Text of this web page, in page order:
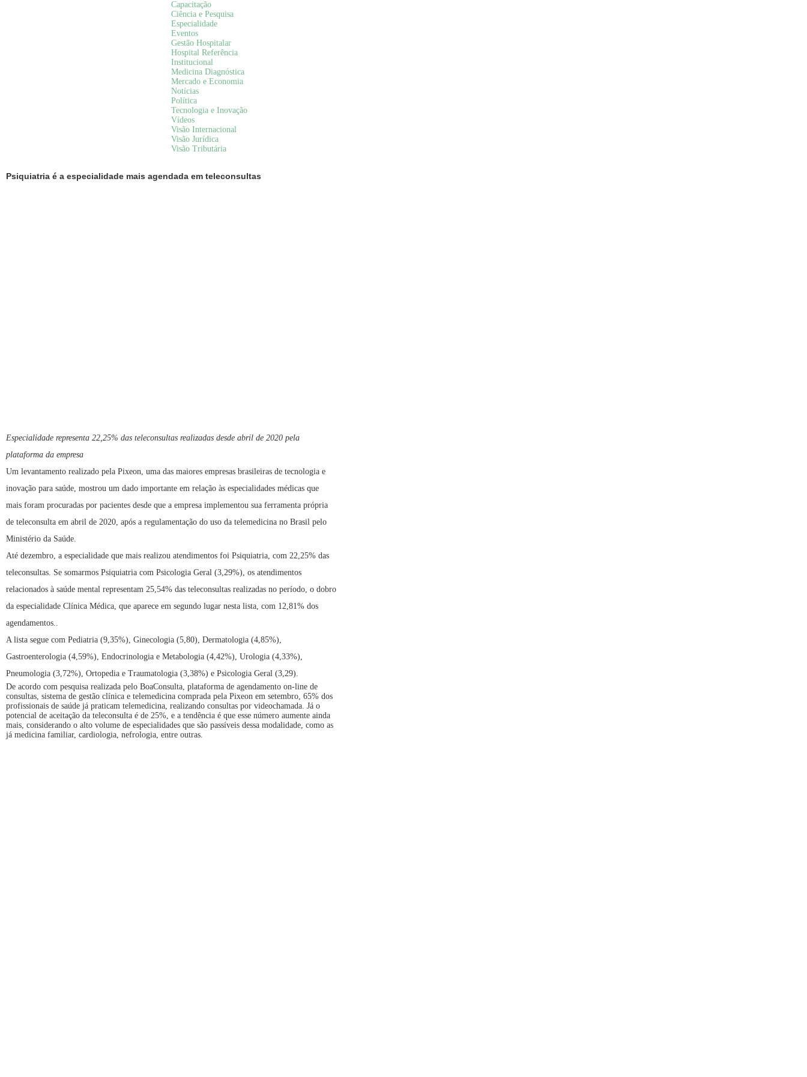
Capacitação
Ciência e Pesquisa
Especialidade
Eventos
Gestão Hospitalar
Hospital Referência
Institucional
Medicina Diagnóstica
Mercado e Economia
Notícias
Política
Tecnologia e Inovação
Vídeos
Visão Internacional
Visão Jurídica
Visão Tributária
Psiquiatria é a especialidade mais agendada em teleconsultas
Especialidade representa 22,25% das teleconsultas realizadas desde abril de 2020 pela
plataforma da empresa
Um levantamento realizado pela Pixeon, uma das maiores empresas brasileiras de tecnologia e
inovação para saúde, mostrou um dado importante em relação às especialidades médicas que
mais foram procuradas por pacientes desde que a empresa implementou sua ferramenta própria
de teleconsulta em abril de 2020, após a regulamentação do uso da telemedicina no Brasil pelo
Ministério da Saúde.
Até dezembro, a especialidade que mais realizou atendimentos foi Psiquiatria, com 22,25% das
teleconsultas. Se somarmos Psiquiatria com Psicologia Geral (3,29%), os atendimentos
relacionados à saúde mental representam 25,54% das teleconsultas realizadas no período, o dobro
da especialidade Clínica Médica, que aparece em segundo lugar nesta lista, com 12,81% dos
agendamentos..
A lista segue com Pediatria (9,35%), Ginecologia (5,80), Dermatologia (4,85%),
Gastroenterologia (4,59%), Endocrinologia e Metabologia (4,42%), Urologia (4,33%),
Pneumologia (3,72%), Ortopedia e Traumatologia (3,38%) e Psicologia Geral (3,29).
De acordo com pesquisa realizada pelo BoaConsulta, plataforma de agendamento on-line de
consultas, sistema de gestão clínica e telemedicina comprada pela Pixeon em setembro, 65% dos
profissionais de saúde já praticam telemedicina, realizando consultas por videochamada. Já o
potencial de aceitação da teleconsulta é de 25%, e a tendência é que esse número aumente ainda
mais, considerando o alto volume de especialidades que são passíveis dessa modalidade, como as
já medicina familiar, cardiologia, nefrologia, entre outras.